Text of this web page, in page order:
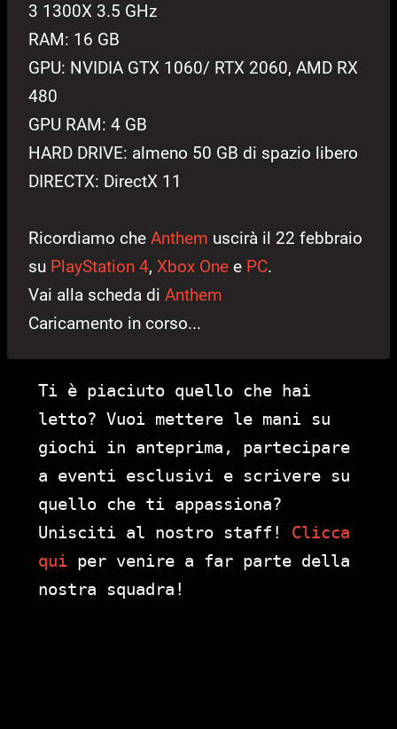
3 1300X 3.5 GHz
RAM: 16 GB
GPU: NVIDIA GTX 1060/ RTX 2060, AMD RX
480
GPU RAM: 4 GB
HARD DRIVE: almeno 50 GB di spazio libero
DIRECTX: DirectX 11
Ricordiamo che Anthem uscirà il 22 febbraio
su PlayStation 4, Xbox One e PC.
Vai alla scheda di Anthem
Caricamento in corso...
Ti è piaciuto quello che hai
letto? Vuoi mettere le mani su
giochi in anteprima, partecipare
a eventi esclusivi e scrivere su
quello che ti appassiona?
Unisciti al nostro staff! Clicca
qui per venire a far parte della
nostra squadra!